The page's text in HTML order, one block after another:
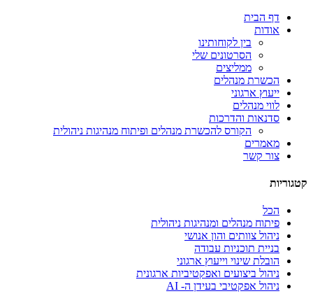
דף הבית
אודות
בין לקוחותינו
הסרטונים שלי
ממליצים
הכשרת מנהלים
ייעוץ ארגוני
לווי מנהלים
סדנאות והדרכות
הקורס להכשרת מנהלים ופיתוח מנהיגות ניהולית
מאמרים
צור קשר
קטגוריות
הכל
פיתוח מנהלים ומנהיגות ניהולית
ניהול צוותים והון אנושי
בניית תוכניות עבודה
הובלת שינוי וייעוץ ארגוני
ניהול ביצועים ואפקטיביות ארגונית
ניהול אפקטיבי בעידן ה- AI